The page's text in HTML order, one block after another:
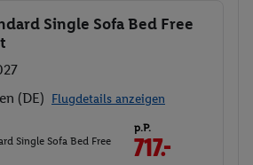
Single Sofa Bed Free
(DE) Flugdetails anzeigen
Single Sofa Bed Free
p.P.
717.-